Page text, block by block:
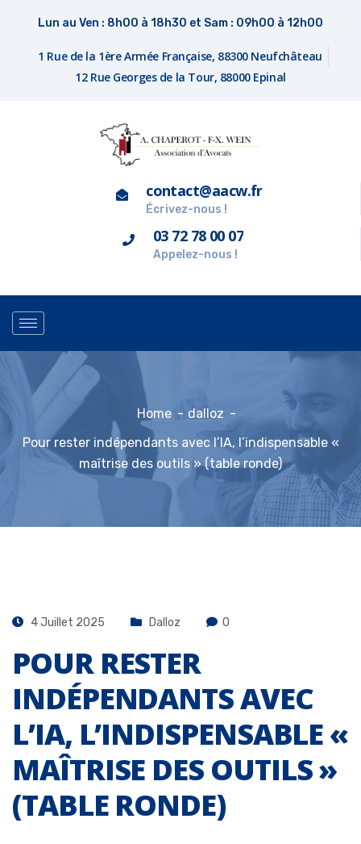
Lun au Ven : 8h00 à 18h30 et Sam : 09h00 à 12h00
1 Rue de la 1ère Armée Française, 88300 Neufchâteau
12 Rue Georges de la Tour, 88000 Epinal
contact@aacw.fr
Écrivez-nous !
03 72 78 00 07
Appelez-nous !
Home
dalloz
Pour rester indépendants avec l’IA, l’indispensable «
maîtrise des outils » (table ronde)
4 Juillet 2025 Dalloz 0
POUR RESTER
INDÉPENDANTS AVEC
L’IA, L’INDISPENSABLE «
MAÎTRISE DES OUTILS »
(TABLE RONDE)